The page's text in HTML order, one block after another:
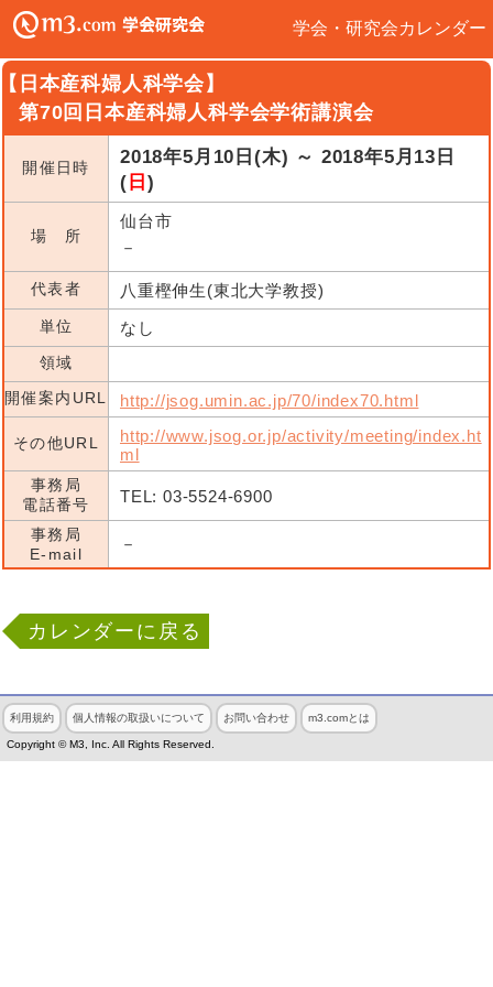
学会・研究会カレンダー
日本産科婦人科学会】
第70回日本産科婦人科学会学術講演会
開催日時
2018年5月10日(木) ～ 2018年5月13日
( 日 )
場 所
仙台市
－
代表者 八重樫伸生(東北大学教授)
単位 なし
領域
開催案内URL
http://jsog.umin.ac.jp/70/index70.html
その他URL
http://www.jsog.or.jp/activity/meeting/index.ht
ml
事務局
電話番号
TEL: 03-5524-6900
事務局
E-mail
－
カレンダーに戻る
利用規約 個人情報の取扱いについて お問い合わせ m3.comとは
Copyright © M3, Inc. All Rights Reserved.